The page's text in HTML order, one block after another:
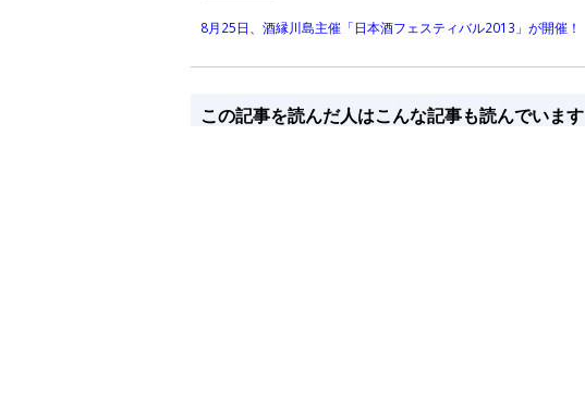
8月25日、酒縁川島主催「日本酒フェスティバル2013」が開催！
この記事を読んだ人はこんな記事も読んでいます